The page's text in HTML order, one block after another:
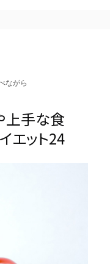
ながら
上手な食
エット24